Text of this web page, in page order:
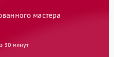
мастера
30 минут